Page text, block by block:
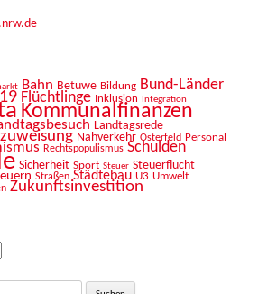
Bahn Betuwe Bildung Bund-Länder
Flüchtlinge Inklusion Integration
Kommunalfinanzen
Landtagsrede
Nahverkehr Osterfeld Personal
Rechtspopulismus Schulden
Sicherheit Sport Steuer Steuerflucht
Straßen Städtebau U3 Umwelt
Zukunftsinvestition